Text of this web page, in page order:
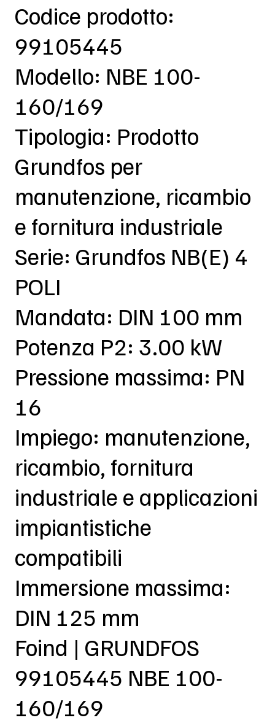
Codice prodotto:
99105445
Modello: NBE 100-
160/169
Tipologia: Prodotto
Grundfos per
manutenzione, ricambio
e fornitura industriale
Serie: Grundfos NB(E) 4
POLI
Mandata: DIN 100 mm
Potenza P2: 3.00 kW
Pressione massima: PN
16
Impiego: manutenzione,
ricambio, fornitura
industriale e applicazioni
impiantistiche
compatibili
Immersione massima:
DIN 125 mm
Foind | GRUNDFOS
99105445 NBE 100-
160/169